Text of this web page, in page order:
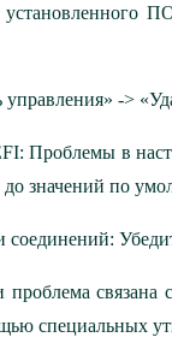
установленного
->
Проблемы в
до значений по
соединений:
связана
специальных